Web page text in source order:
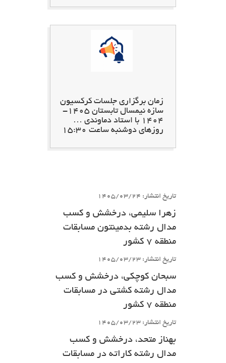
زمان برگزاری جلسات کرکسیون
سازه نیمسال تابستان 1405-
1404 با استاد دماوندی …
روزهای دوشنبه ساعت 15:30
تاریخ انتشار: 1405/03/24
زهرا سلیمی، درخشش و کسب
مدال رشته بدمینتون مسابقات
منطقه 7 کشور
تاریخ انتشار: 1405/03/23
سبحان کوچکی، درخشش و کسب
مدال رشته کشتی در مسابقات
منطقه 7 کشور
تاریخ انتشار: 1405/03/23
بهناز متحد، درخشش و کسب
مدال رشته کاراته در مسابقات